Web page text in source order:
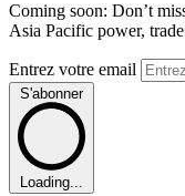
Coming soon: Don’t
Asia Pacific power,
Entrez votre email
S'abonner
Loading...